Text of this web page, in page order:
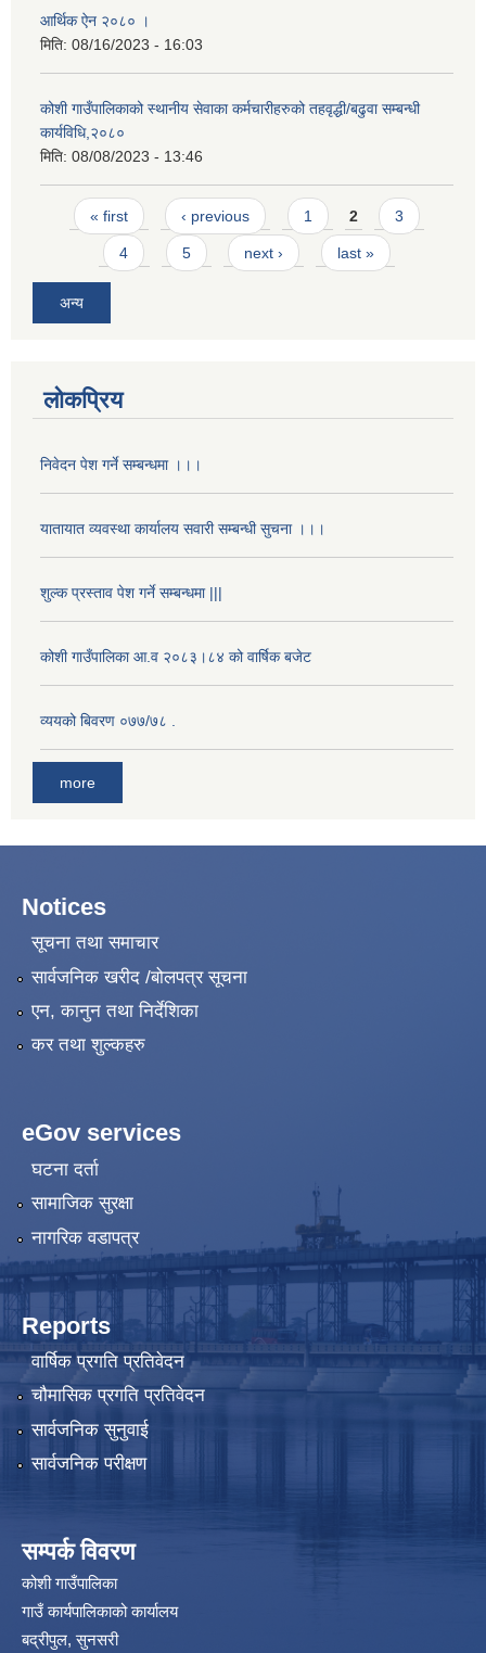
आर्थिक ऐन २०८० ।
मिति: 08/16/2023 - 16:03
कोशी गाउँपालिकाको स्थानीय सेवाका कर्मचारीहरुको तहवृद्धी/बढुवा सम्बन्धी
कार्यविधि,२०८०
मिति: 08/08/2023 - 13:46
Pages
« first ‹ previous 1 2 3
4 5 next › last »
अन्य
लोकप्रिय
निवेदन पेश गर्ने सम्बन्धमा ।।।
यातायात व्यवस्था कार्यालय सवारी सम्बन्धी सुचना ।।।
शुल्क प्रस्ताव पेश गर्ने सम्बन्धमा |||
कोशी गाउँपालिका आ.व २०८३।८४ को वार्षिक बजेट
व्ययको बिवरण ०७७/७८ .
more
Notices
सूचना तथा समाचार
सार्वजनिक खरीद /बोलपत्र सूचना
एन, कानुन तथा निर्देशिका
कर तथा शुल्कहरु
eGov services
घटना दर्ता
सामाजिक सुरक्षा
नागरिक वडापत्र
Reports
वार्षिक प्रगति प्रतिवेदन
चौमासिक प्रगति प्रतिवेदन
सार्वजनिक सुनुवाई
सार्वजनिक परीक्षण
सम्पर्क विवरण
कोशी गाउँपालिका
गाउँ कार्यपालिकाको कार्यालय
बद्रीपुल, सुनसरी